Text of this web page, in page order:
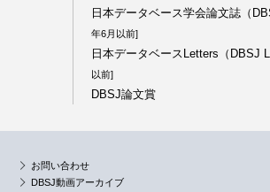
日本データベース学会論文誌（
年6月以前]
日本データベースLetters（DBSJ
以前]
DBSJ論文賞
お問い合わせ
DBSJ動画アーカイブ